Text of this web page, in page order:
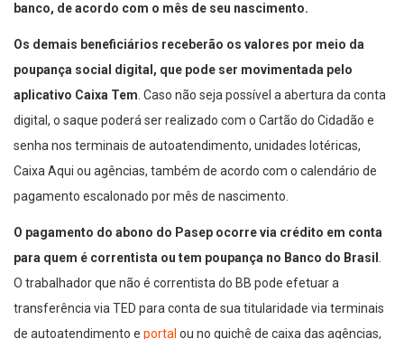
banco, de acordo com o mês de seu nascimento.
Os demais beneficiários receberão os valores por meio da
poupança social digital, que pode ser movimentada pelo
aplicativo Caixa Tem . Caso não seja possível a abertura da conta
digital, o saque poderá ser realizado com o Cartão do Cidadão e
senha nos terminais de autoatendimento, unidades lotéricas,
Caixa Aqui ou agências, também de acordo com o calendário de
pagamento escalonado por mês de nascimento.
O pagamento do abono do Pasep ocorre via crédito em conta
para quem é correntista ou tem poupança no Banco do Brasil
O trabalhador que não é correntista do BB pode efetuar a
transferência via TED para conta de sua titularidade via terminais
de autoatendimento e portal ou no guichê de caixa das agências,